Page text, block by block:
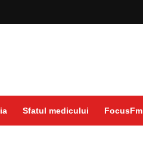
Sfatul medicului FocusFm